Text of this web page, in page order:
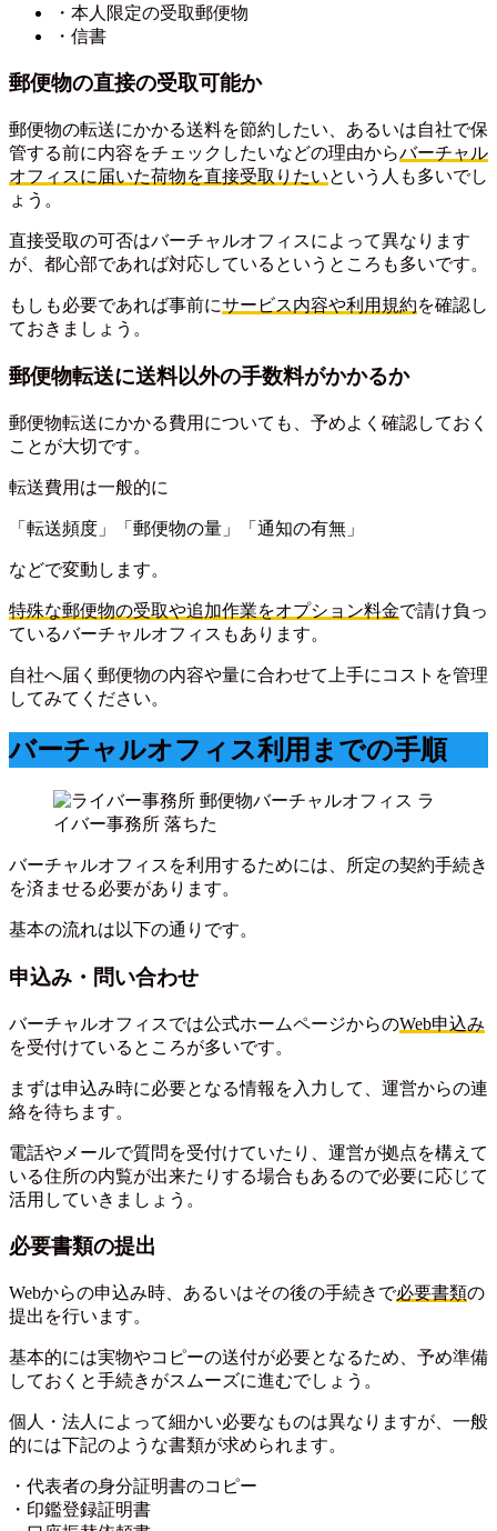
・本人限定の受取郵便物
・信書
郵便物の直接の受取可能か
郵便物の転送にかかる送料を節約したい、あるいは自社で保
管する前に内容をチェックしたいなどの理由からバーチャル
オフィスに届いた荷物を直接受取りたいという人も多いでし
ょう。
直接受取の可否はバーチャルオフィスによって異なります
が、都心部であれば対応しているというところも多いです。
もしも必要であれば事前にサービス内容や利用規約を確認し
ておきましょう。
郵便物転送に送料以外の手数料がかかるか
郵便物転送にかかる費用についても、予めよく確認しておく
ことが大切です。
転送費用は一般的に
「転送頻度」「郵便物の量」「通知の有無」
などで変動します。
特殊な郵便物の受取や追加作業をオプション料金で請け負っ
ているバーチャルオフィスもあります。
自社へ届く郵便物の内容や量に合わせて上手にコストを管理
してみてください。
バーチャルオフィス利用までの手順
バーチャルオフィスを利用するためには、所定の契約手続き
を済ませる必要があります。
基本の流れは以下の通りです。
申込み・問い合わせ
バーチャルオフィスでは公式ホームページからのWeb申込み
を受付けているところが多いです。
まずは申込み時に必要となる情報を入力して、運営からの連
絡を待ちます。
電話やメールで質問を受付けていたり、運営が拠点を構えて
いる住所の内覧が出来たりする場合もあるので必要に応じて
活用していきましょう。
必要書類の提出
Webからの申込み時、あるいはその後の手続きで必要書類の
提出を行います。
基本的には実物やコピーの送付が必要となるため、予め準備
しておくと手続きがスムーズに進むでしょう。
個人・法人によって細かい必要なものは異なりますが、一般
的には下記のような書類が求められます。
・代表者の身分証明書のコピー
・印鑑登録証明書